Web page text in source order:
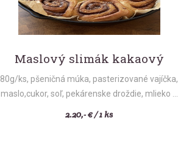
Maslový slimák kakaový
80g/ks, pšeničná múka, pasterizované vajíčka,
maslo,cukor, soľ, pekárenske droždie, mlieko ...
2.20,- € / 1 ks